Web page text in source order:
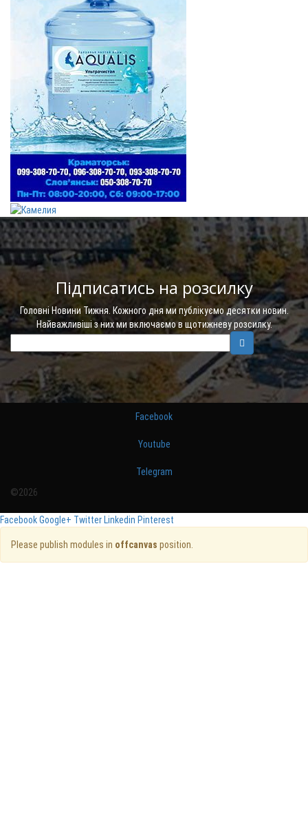
Підписатись на розсилку
Головні Новини Тижня. Кожного дня ми публікуємо десятки новин.
Найважливіші з них ми включаємо в щотижневу розсилку.
Facebook
Youtube
Telegram
©2026
FacebookGoogle+ TwitterLinkedin Pinterest
Please publish modules in offcanvas position.